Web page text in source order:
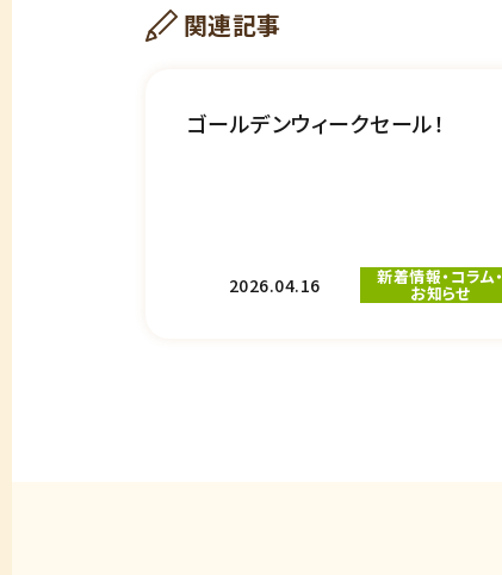
関連記事
ゴールデンウィークセール！
2026.04.16 新着情報・コラム・
お知らせ